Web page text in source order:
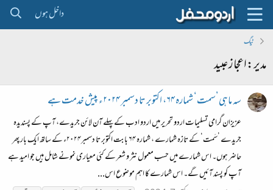
داخل ہوں
ٹیگ
مدیر:اعجاز عبید
سہ ماہی’سمت‘ شمارہ ۶۴، اکتوبر تا دسمبر ۲۰۲۴ء پیش خدمت ہے
عزیزان گرامی تسلیمات اردو تحریر میں اردو ادب کے پہلے آن لائن جریدے، آپ کے پسندیدہ
جریدے ’سَمت‘ کے تازہ شمارے ، شمارہ ۶۴ بابت اکتوبر تا دسمبر۲۰۲۴ء کے ساتھ ایک بار پھر
حاضر ہوں۔ اس شمارے میں حسب معمول نثر و شعر کے کئی معیاری نمونے شامل ہیں جو امید ہے
آپ کو پسند آئیں گے۔ اس شمارے کا اہم موضوع اس...